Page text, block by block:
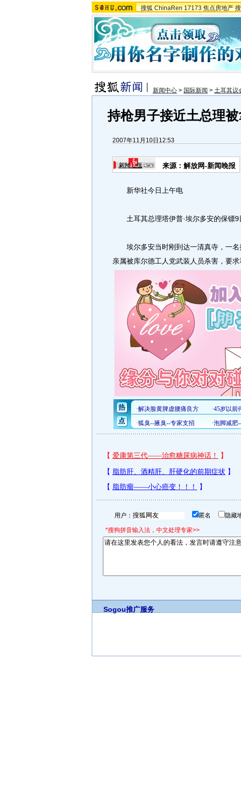
搜狐 ChinaRen 17173 焦点房地产
新闻中心 > 国际新闻 > 土耳其议
持枪男子接近土总理
2007年11月10日12:53
来源：解放网-新闻晚报
新华社今日上午电
土耳其总理塔伊普·埃尔多安的保镖9
埃尔多安当时刚到达一清真寺，一名
亲属被库尔德工人党武装人员杀害，要求
用户： 匿名 隐藏
*搜狗拼音输入法，中文处理专家>>
Sogou推广服务